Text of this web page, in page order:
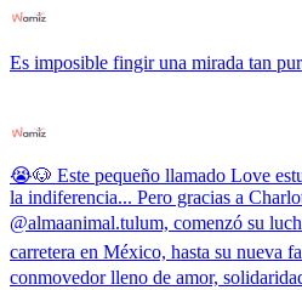
Es imposible fingir una mirada tan
😭🐶 Este pequeño llamado Love
la indiferencia... Pero gracias a
@almaanimal.tulum, comenzó su
carretera en México, hasta su nueva
conmovedor lleno de amor,